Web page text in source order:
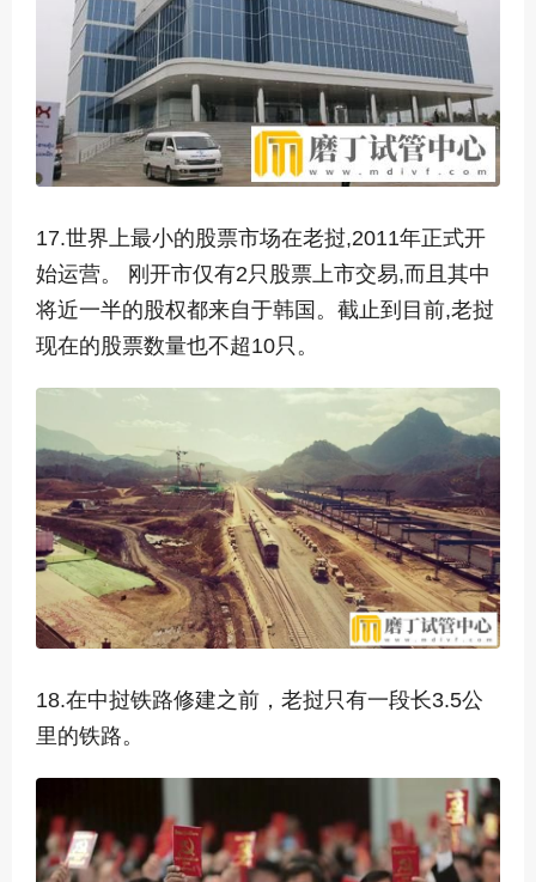
17.世界上最小的股票市场在老挝,2011年正式开
始运营。 刚开市仅有2只股票上市交易,而且其中
将近一半的股权都来自于韩国。截止到目前,老挝
现在的股票数量也不超10只。
18.在中挝铁路修建之前，老挝只有一段长3.5公
里的铁路。